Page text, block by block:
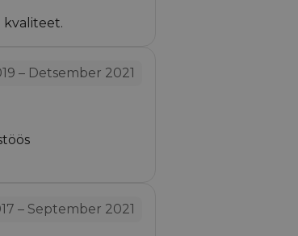
kvaliteet.
– Detsember 2021
– September 2021